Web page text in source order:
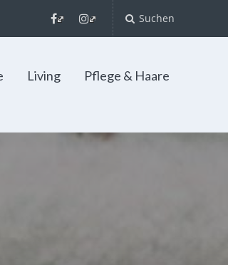
Suchen
Living Pflege & Haare